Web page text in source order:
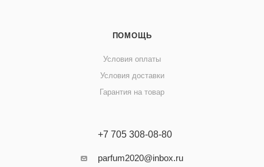
ПОМОЩЬ
Условия оплаты
Условия доставки
Гарантия на товар
+7 705 308-08-80
parfum2020@inbox.ru